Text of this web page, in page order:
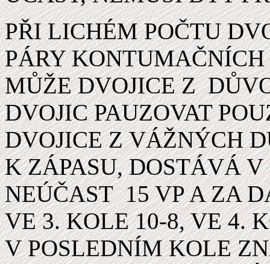
PŘI LICHÉM POČTU
PÁRY KONTUMAČNÍCH
MŮŽE DVOJICE Z
DVOJIC PAUZOVAT
DVOJICE Z VÁŽNÝCH
K ZÁPASU, DOSTÁVÁ
NEÚČAST 15 VP A ZA
VE 3. KOLE 10-8, VE 4.
V POSLEDNÍM KOLE